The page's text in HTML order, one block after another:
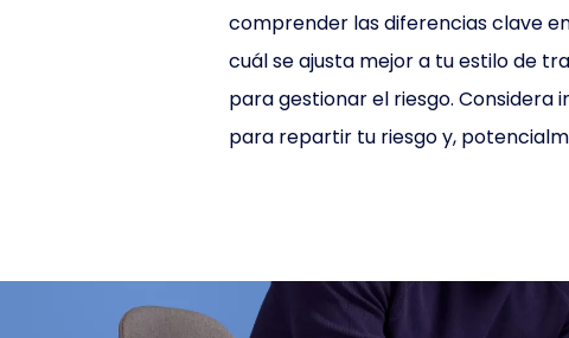
comprender las diferencias clave
cuál se ajusta mejor a tu estilo de
para gestionar el riesgo.
para repartir tu riesgo y,